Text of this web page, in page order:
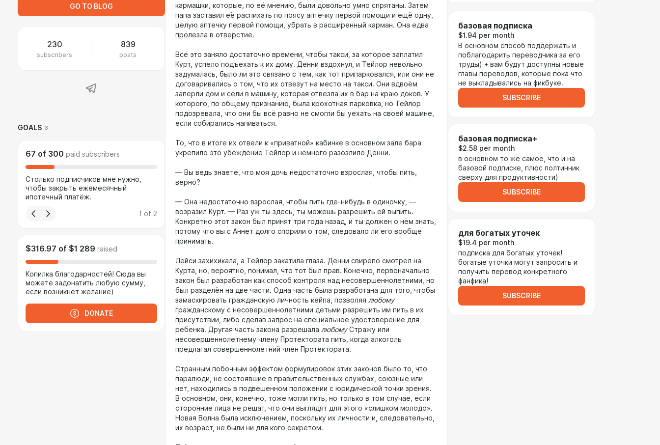
GO TO BLOG
230
subscribers
839
posts
GOALS 3
67 of 300 paid subscribers
Столько подписчиков мне нужно,
чтобы закрыть ежемесячный
ипотечный платёж.
1 of 2
$316.97 of $1 289 raised
Копилка благодарностей! Сюда вы
можете задонатить любую сумму,
если возникнет желание)
DONATE
кармашки, которые, по её мнению, были довольно умно спрятаны. Затем
папа заставил её распихать по поясу аптечку первой помощи и ещё одну,
целую аптечку первой помощи, убрать в расширенный карман. Она едва
пролезла в отверстие.
Всё это заняло достаточно времени, чтобы такси, за которое заплатил
Курт, успело подъехать к их дому. Денни вздохнул, и Тейлор невольно
задумалась, было ли это связано с тем, как тот припарковался, или они не
договаривались о том, что их отвезут на место на такси. Они вдвоём
заперли дом и сели в машину, которая отвезла их в бар на краю доков. У
которого, по общему признанию, была крохотная парковка, но Тейлор
подозревала, что они бы всё равно не смогли бы уехать на своей машине,
если собирались напиваться.
То, что в итоге их отвели к «приватной» кабинке в основном зале бара
укрепило это убеждение Тейлор и немного разозлило Денни.
— Вы ведь знаете, что моя дочь недостаточно взрослая, чтобы пить,
верно?
— Она недостаточно взрослая, чтобы пить где-нибудь в одиночку, —
возразил Курт. — Раз уж ты здесь, ты можешь разрешить ей выпить.
Конкретно этот закон был принят три года назад, и ты должен о нём знать,
потому что вы с Аннет долго спорили о том, следовало ли его вообще
принимать.
Лейси захихикала, а Тейлор закатила глаза. Денни свирепо смотрел на
Курта, но, вероятно, понимал, что тот был прав. Конечно, первоначально
закон был разработан как способ контроля над несовершеннолетними, но
был разделён на две части. Одна часть была разработана для того, чтобы
замаскировать гражданскую личность кейпа, позволяя любому
гражданскому с несовершеннолетними детьми разрешить им пить в их
присутствии, либо сделав запрос на специальное удостоверение для
ребёнка. Другая часть закона разрешала любомуСтражу или
несовершеннолетнему члену Протектората пить, когда алкоголь
предлагал совершеннолетний член Протектората.
Странным побочным эффектом формулировок этих законов было то, что
паралюди, не состоявшие в правительственных службах, союзные или
нет, находились в подвешенном положении с юридической точки зрения.
В основном, они, конечно, тоже могли пить, но только в том случае, если
сторонние лица не решат, что они выглядят для этого «слишком молодо».
Новая Волна была исключением, поскольку их личности и, следовательно,
их возраст, не были ни для кого секретом.
базовая подписка
$1.94 per month
В основном способ поддержать и
поблагодарить переводчика за его
труды) + вам будут доступны новые
главы переводов, которые пока что
не выкладывались на фикбуке.
SUBSCRIBE
базовая подписка+
$2.58 per month
в основном то же самое, что и на
базовой подписке, плюс полтинник
сверху для продуктивности)
SUBSCRIBE
для богатых уточек
$19.4 per month
подписка для богатых уточек!
богатые уточки могут запросить и
получить перевод конкретного
фанфика!
SUBSCRIBE